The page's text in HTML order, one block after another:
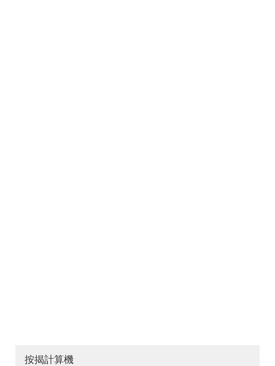
按揭計算機